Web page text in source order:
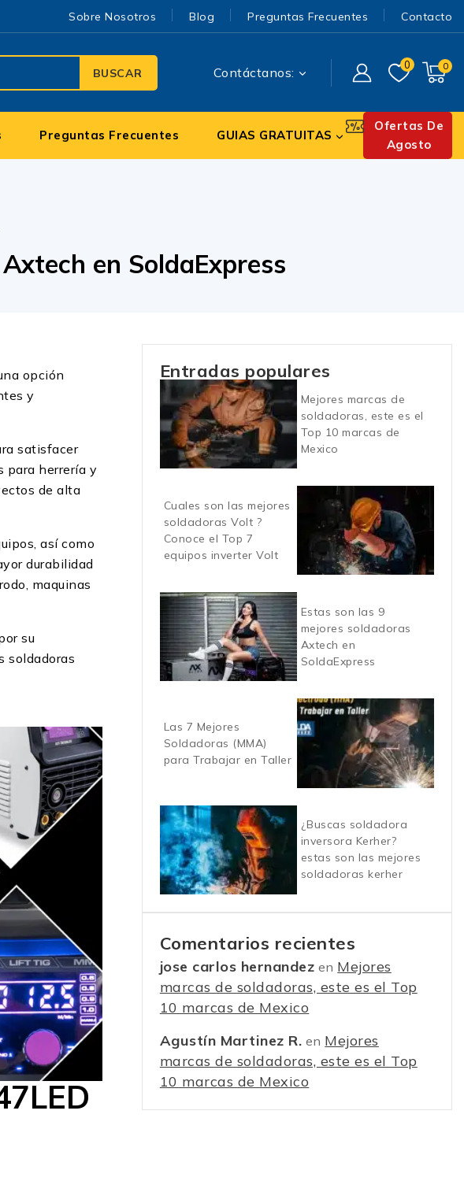
Sobre Nosotros Blog Preguntas Frecuentes Contacto
BUSCAR Contáctanos: 0 0
Preguntas Frecuentes GUIAS GRATUITAS
Ofertas De
Agosto
en SoldaExpress
opción
y
satisfacer
para herrería y
de alta
así como
durabilidad
maquinas
su
soldadoras
Entradas populares
Mejores marcas de
soldadoras, este es el
Top 10 marcas de
Mexico
Cuales son las mejores
soldadoras Volt ?
Conoce el Top 7
equipos inverter Volt
Estas son las 9
mejores soldadoras
Axtech en
SoldaExpress
Las 7 Mejores
Soldadoras (MMA)
para Trabajar en Taller
¿Buscas soldadora
inversora Kerher?
estas son las mejores
soldadoras kerher
Comentarios recientes
jose carlos hernandez en Mejores
marcas de soldadoras, este es el Top
10 marcas de Mexico
Agustín Martinez R. en Mejores
marcas de soldadoras, este es el Top
10 marcas de Mexico